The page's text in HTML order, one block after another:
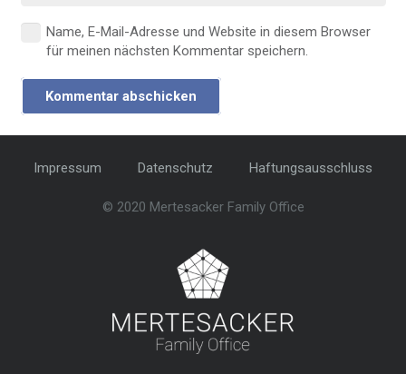
Name, E-Mail-Adresse und Website in diesem Browser
für meinen nächsten Kommentar speichern.
Kommentar abschicken
Impressum Datenschutz Haftungsausschluss
© 2020 Mertesacker Family Office